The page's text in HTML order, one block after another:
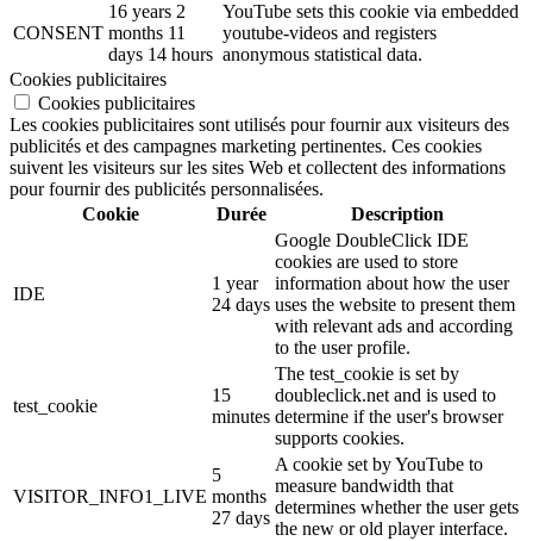
CONSENT
16 years 2
months 11
days 14 hours
YouTube sets this cookie via embedded
youtube-videos and registers
anonymous statistical data.
Cookies publicitaires
Cookies publicitaires
Les cookies publicitaires sont utilisés pour fournir aux visiteurs des
publicités et des campagnes marketing pertinentes. Ces cookies
suivent les visiteurs sur les sites Web et collectent des informations
pour fournir des publicités personnalisées.
Cookie
Durée Description
IDE
1 year
24 days
Google DoubleClick IDE
cookies are used to store
information about how the user
uses the website to present them
with relevant ads and according
to the user profile.
test_cookie
15
minutes
The test_cookie is set by
doubleclick.net and is used to
determine if the user's browser
supports cookies.
VISITOR_INFO1_LIVE
5
months
27 days
A cookie set by YouTube to
measure bandwidth that
determines whether the user gets
the new or old player interface.